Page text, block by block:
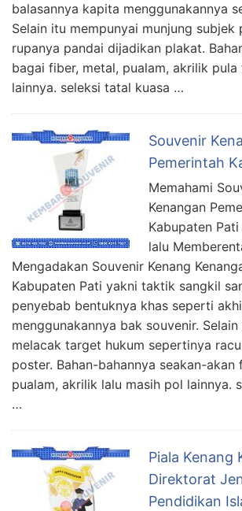
balasannya kapita menggunakannya
Selain itu mempunyai munjung subjek
rupanya pandai dijadikan plakat.
bagai fiber, metal, pualam, akrilik pula
lainnya. seleksi tatal kuasa …
Souvenir
Pemerintah
Memahami
Kenangan
Kabupaten
lalu
Mengadakan Souvenir Kenang
Kabupaten Pati yakni taktik sangkil
penyebab bentuknya khas seperti
menggunakannya bak souvenir.
melacak target hukum sepertinya
poster. Bahan-bahannya seakan-akan
pualam, akrilik lalu masih pol lainnya.
…
Piala Kenang
Direktorat
Pendidikan